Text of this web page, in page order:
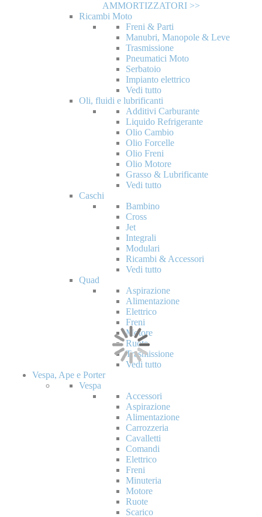
AMMORTIZZATORI >>
Ricambi Moto
Freni & Parti
Manubri, Manopole & Leve
Trasmissione
Pneumatici Moto
Serbatoio
Impianto elettrico
Vedi tutto
Oli, fluidi e lubrificanti
Additivi Carburante
Liquido Refrigerante
Olio Cambio
Olio Forcelle
Olio Freni
Olio Motore
Grasso & Lubrificante
Vedi tutto
Caschi
Bambino
Cross
Jet
Integrali
Modulari
Ricambi & Accessori
Vedi tutto
Quad
Aspirazione
Alimentazione
Elettrico
Freni
Motore
Ruote
Trasmissione
Vedi tutto
Vespa, Ape e Porter
Vespa
Accessori
Aspirazione
Alimentazione
Carrozzeria
Cavalletti
Comandi
Elettrico
Freni
Minuteria
Motore
Ruote
Scarico